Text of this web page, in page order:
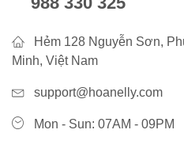
Hẻm 128 Nguyễn Sơn,
Minh, Việt Nam
support@hoanelly.com
Mon - Sun: 07AM - 09PM